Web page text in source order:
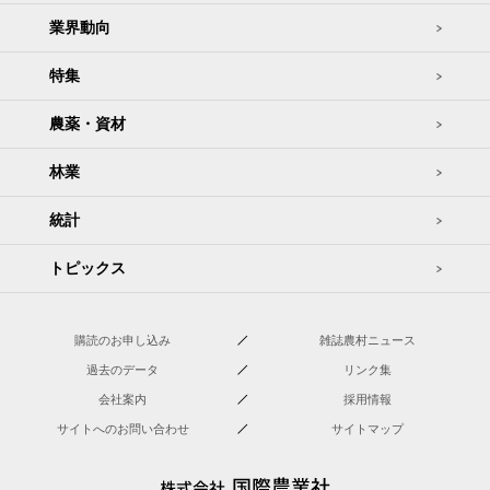
業界動向
特集
農薬・資材
林業
統計
トピックス
購読のお申し込み 雑誌農村ニュース
過去のデータ リンク集
会社案内 採用情報
サイトへのお問い合わせ サイトマップ